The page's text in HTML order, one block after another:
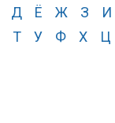
Д Ё Ж З И
Т У Ф Х Ц